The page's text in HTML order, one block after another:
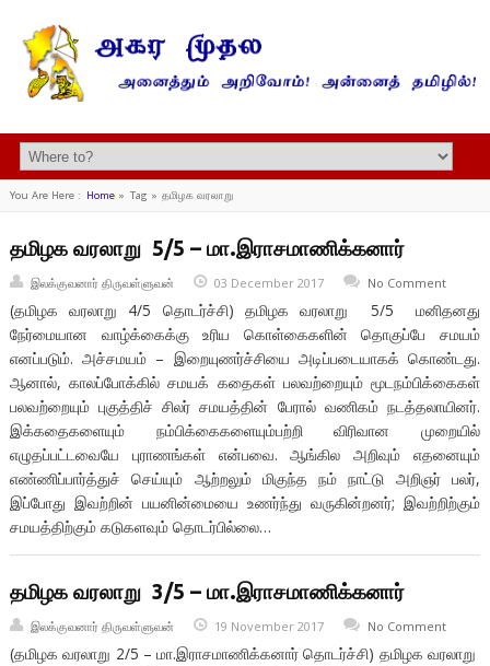
You Are Here : Home» Tag » தமிழக வரலாறு
தமிழக வரலாறு 5/5 – மா.இராசமாணிக்கனார்
இலக்குவனார் திருவள்ளுவன் 03 December 2017 No Comment
(தமிழக வரலாறு 4/5 தொடர்ச்சி) தமிழக வரலாறு 5/5 மனிதனது
நேர்மையான வாழ்க்கைக்கு உரிய கொள்கைகளின் தொகுப்பே சமயம்
எனப்படும். அச்சமயம் – இறையுணர்ச்சியை அடிப்படையாகக் கொண்டது.
ஆனால், காலப்போக்கில் சமயக் கதைகள் பலவற்றையும் மூடநம்பிக்கைகள்
பலவற்றையும் புகுத்திச் சிலர் சமயத்தின் பேரால் வணிகம் நடத்தலாயினர்.
இக்கதைகளையும் நம்பிக்கைகளையும்பற்றி விரிவான முறையில்
எழுதப்பட்டவையே புராணங்கள் என்பவை. ஆங்கில அறிவும் எதனையும்
எண்ணிப்பார்த்துச் செய்யும் ஆற்றலும் மிகுந்த நம் நாட்டு அறிஞர் பலர்,
இப்போது இவற்றின் பயனின்மையை உணர்ந்து வருகின்றனர்; இவற்றிற்கும்
சமயத்திற்கும் கடுகளவும் தொடர்பில்லை…
தமிழக வரலாறு 3/5 – மா.இராசமாணிக்கனார்
இலக்குவனார் திருவள்ளுவன் 19 November 2017 No Comment
(தமிழக வரலாறு 2/5 – மா.இராசமாணிக்கனார் தாெடர்ச்சி) தமிழக வரலாறு